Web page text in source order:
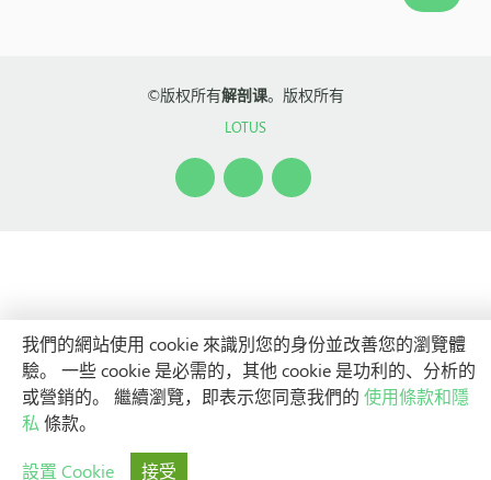
©版权所有解剖课。版权所有
LOTUS
我們的網站使用 cookie 來識別您的身份並改善您的瀏覽體
驗。 一些 cookie 是必需的，其他 cookie 是功利的、分析的
或營銷的。 繼續瀏覽，即表示您同意我們的 使用條款和隱
私 條款。
設置 Cookie 接受